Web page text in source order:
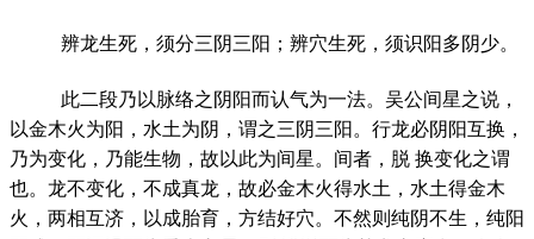
辨龙生死，须分三阴三阳；辨穴生死，须识阳多阴少。
此二段乃以脉络之阴阳而认气为一法。吴公间星之说，
以金木火为阳，水土为阴，谓之三阴三阳。行龙必阴阳互换，
乃为变化，乃能生物，故以此为间星。间者，脱 换变化之谓
也。龙不变化，不成真龙，故必金木火得水土，水土得金木
火，两相互济，以成胎育，方结好穴。不然则纯阴不生，纯阳